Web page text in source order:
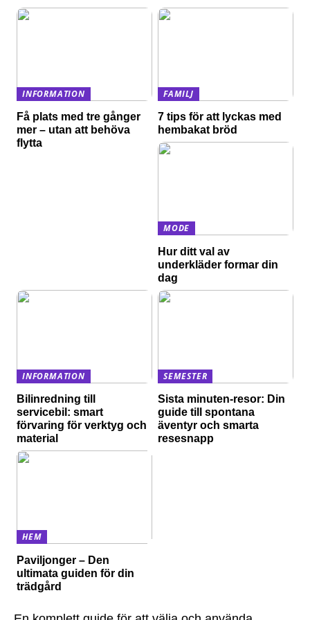
INFORMATION
Få plats med tre gånger
mer – utan att behöva
flytta
FAMILJ
7 tips för att lyckas med
hembakat bröd
MODE
Hur ditt val av
underkläder formar din
dag
INFORMATION
Bilinredning till
servicebil: smart
förvaring för verktyg och
material
SEMESTER
Sista minuten-resor: Din
guide till spontana
äventyr och smarta
resesnapp
HEM
Paviljonger – Den
ultimata guiden för din
trädgård